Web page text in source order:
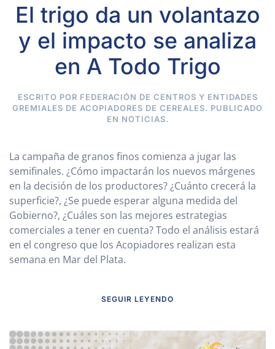
El trigo da un volantazo
y el impacto se analiza
en A Todo Trigo
ESCRITO POR FEDERACIÓN DE CENTROS Y ENTIDADES
GREMIALES DE ACOPIADORES DE CEREALES. PUBLICADO
EN NOTICIAS.
La campaña de granos finos comienza a jugar las
semifinales. ¿Cómo impactarán los nuevos márgenes
en la decisión de los productores? ¿Cuánto crecerá la
superficie?, ¿Se puede esperar alguna medida del
Gobierno?, ¿Cuáles son las mejores estrategias
comerciales a tener en cuenta? Todo el análisis estará
en el congreso que los Acopiadores realizan esta
semana en Mar del Plata.
SEGUIR LEYENDO